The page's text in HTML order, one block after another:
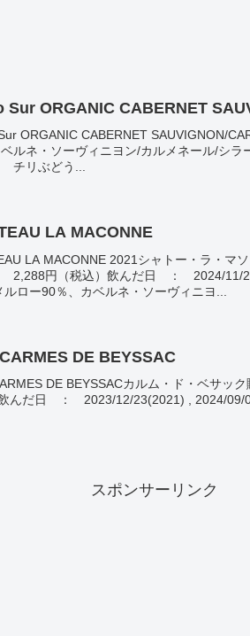
Sur ORGANIC CABERNET
ORGANIC CABERNET SAUVIGNON/
ルネ・ソーヴィニヨン/カルメネール/シ
リぶどう...
LA MACONNE
LA MACONNE 2021シャトー・ラ・
円（税込）飲んだ日 ： 2024/11/
ルロー90％、カベルネ・ソーヴィニヨ...
DE BEYSSAC
DE BEYSSACカルム・ド・ベ
んだ日 ： 2023/12/23(2021) , 2024/09/
スポンサーリンク